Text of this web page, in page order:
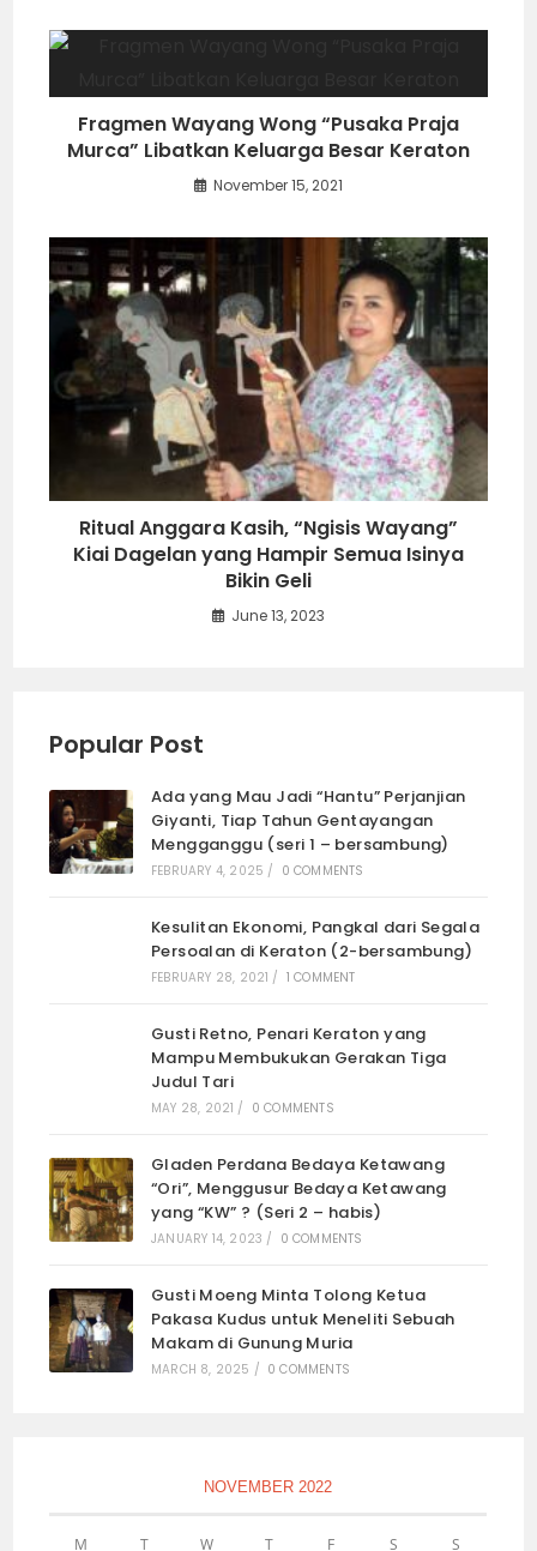
Fragmen Wayang Wong “Pusaka Praja
Murca” Libatkan Keluarga Besar Keraton
November 15, 2021
Ritual Anggara Kasih, “Ngisis Wayang”
Kiai Dagelan yang Hampir Semua Isinya
Bikin Geli
June 13, 2023
Popular Post
Ada yang Mau Jadi “Hantu” Perjanjian
Giyanti, Tiap Tahun Gentayangan
Mengganggu (seri 1 – bersambung)
FEBRUARY 4, 2025 / 0 COMMENTS
Kesulitan Ekonomi, Pangkal dari Segala
Persoalan di Keraton (2-bersambung)
FEBRUARY 28, 2021 / 1 COMMENT
Gusti Retno, Penari Keraton yang
Mampu Membukukan Gerakan Tiga
Judul Tari
MAY 28, 2021 / 0 COMMENTS
Gladen Perdana Bedaya Ketawang
“Ori”, Menggusur Bedaya Ketawang
yang “KW” ? (Seri 2 – habis)
JANUARY 14, 2023 / 0 COMMENTS
Gusti Moeng Minta Tolong Ketua
Pakasa Kudus untuk Meneliti Sebuah
Makam di Gunung Muria
MARCH 8, 2025 / 0 COMMENTS
NOVEMBER 2022
M T W T F S S